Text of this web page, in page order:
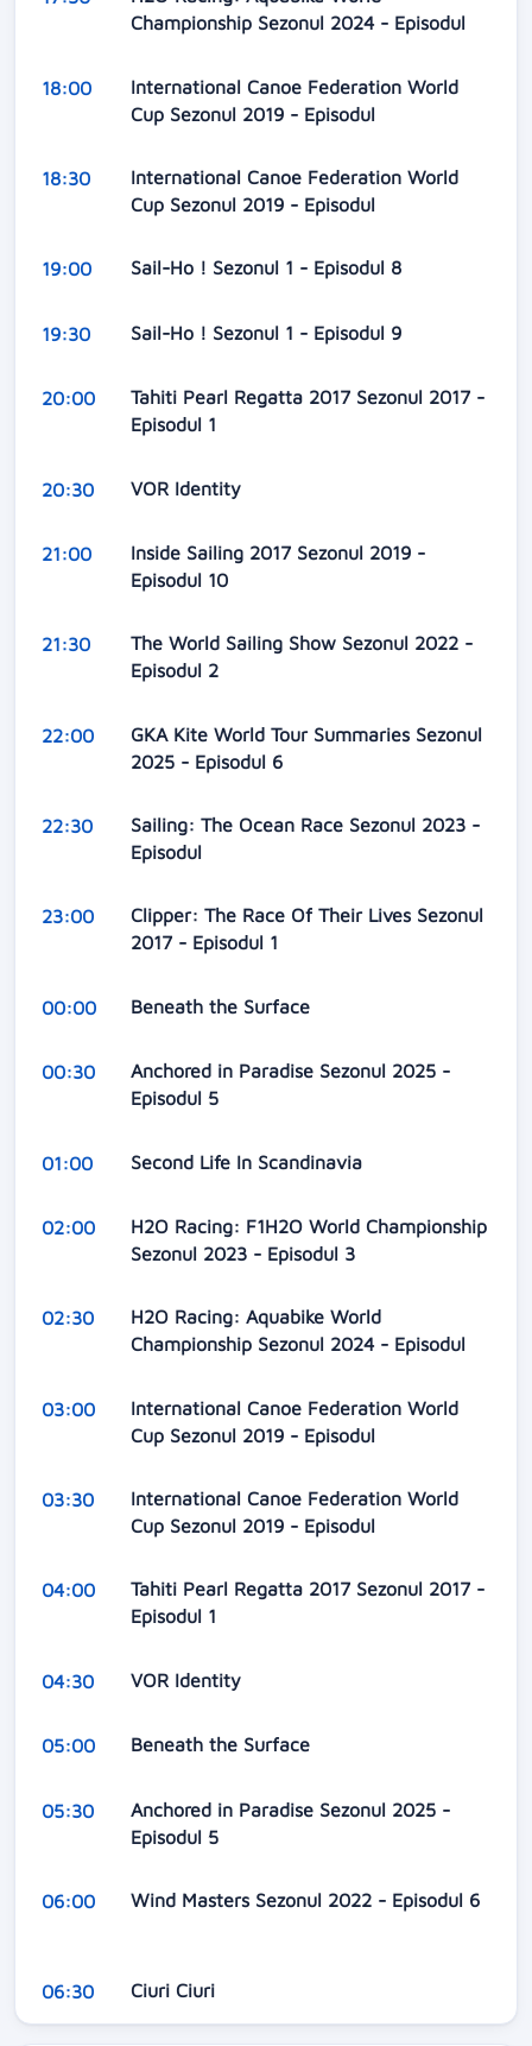
Championship Sezonul 2024 - Episodul
18:00
International Canoe Federation World
Cup Sezonul 2019 - Episodul
18:30
International Canoe Federation World
Cup Sezonul 2019 - Episodul
19:00 Sail-Ho ! Sezonul 1 - Episodul 8
19:30 Sail-Ho ! Sezonul 1 - Episodul 9
20:00
Tahiti Pearl Regatta 2017 Sezonul 2017 -
Episodul 1
20:30 VOR Identity
21:00
Inside Sailing 2017 Sezonul 2019 -
Episodul 10
21:30
The World Sailing Show Sezonul 2022 -
Episodul 2
22:00
GKA Kite World Tour Summaries Sezonul
2025 - Episodul 6
22:30
Sailing: The Ocean Race Sezonul 2023 -
Episodul
23:00
Clipper: The Race Of Their Lives Sezonul
2017 - Episodul 1
00:00 Beneath the Surface
00:30
Anchored in Paradise Sezonul 2025 -
Episodul 5
01:00 Second Life In Scandinavia
02:00
H2O Racing: F1H2O World Championship
Sezonul 2023 - Episodul 3
02:30
H2O Racing: Aquabike World
Championship Sezonul 2024 - Episodul
03:00
International Canoe Federation World
Cup Sezonul 2019 - Episodul
03:30
International Canoe Federation World
Cup Sezonul 2019 - Episodul
04:00
Tahiti Pearl Regatta 2017 Sezonul 2017 -
Episodul 1
04:30 VOR Identity
05:00 Beneath the Surface
05:30
Anchored in Paradise Sezonul 2025 -
Episodul 5
06:00 Wind Masters Sezonul 2022 - Episodul 6
06:30 Ciuri Ciuri